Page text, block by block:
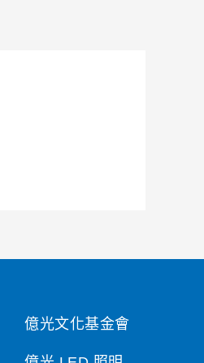
億光文化基金會